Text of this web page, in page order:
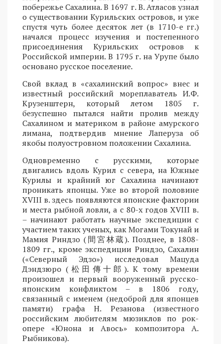
побережье Сахалина. В 1697 г. В. Атласов узнал
о существовании Курильских островов, и уже
спустя чуть более десяток лет (в 1710-е гг.)
начался процесс изучения и постепенного
присоединения Курильских островов к
Российской империи. В 1795 г. на Урупе было
основано русское поселение.
Свой вклад в «сахалинский вопрос» внес и
известный российский мореплаватель И.Ф.
Крузенштерн, который летом 1805 г.
безуспешно пытался найти пролив между
Сахалином и материком в районе амурского
лимана, подтвердив мнение Лаперуза об
якобы полуостровном положении Сахалина.
Одновременно с русскими, которые
двигались вдоль Курил с севера, на Южные
Курилы и крайний юг Сахалина начинают
проникать японцы. Уже во второй половине
XVIII в. здесь появляются японские фактории
и места рыбной ловли, а с 80-х годов XVIII в.
– начинают работать научные экспедиции с
участием таких ученых, как Могами Токунай и
Мамия Риндзо (間宮林蔵). Позднее, в 1808-
1809 гг., кроме экспедиции Риндзо, Сахалин
(«Северный Эдзо») исследовал Мацуда
Дэндзюро (松田傳十郎). К тому времени
произошел и первый вооруженный русско-
японским конфликтом – в 1806 году,
связанный с именем (недоброй для японцев
памяти) графа Н. Резанова (известного
российским любителям мюзиклов по рок-
опере «Юнона и Авось» композитора А.
Рыбникова).